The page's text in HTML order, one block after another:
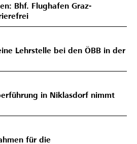
Bhf. Flughafen Graz-
Lehrstelle bei den ÖBB in der
in Niklasdorf nimmt
für die